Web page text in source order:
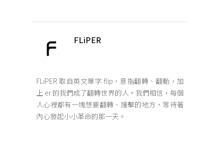
FLiPER
FLiPER 取自英文單字 flip，意指翻轉、翻動，加
上 er 的我們成了翻轉世界的人。我們相信，每個
人心裡都有一塊想要翻轉、撞擊的地方，等待著
內心發起小小革命的那一天。